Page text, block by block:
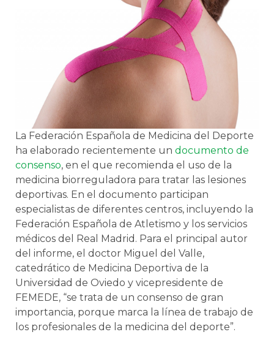
La Federación Española de Medicina del Deporte
ha elaborado recientemente un documento de
consenso, en el que recomienda el uso de la
medicina biorreguladora para tratar las lesiones
deportivas. En el documento participan
especialistas de diferentes centros, incluyendo la
Federación Española de Atletismo y los servicios
médicos del Real Madrid. Para el principal autor
del informe, el doctor Miguel del Valle,
catedrático de Medicina Deportiva de la
Universidad de Oviedo y vicepresidente de
FEMEDE, “se trata de un consenso de gran
importancia, porque marca la línea de trabajo de
los profesionales de la medicina del deporte”.